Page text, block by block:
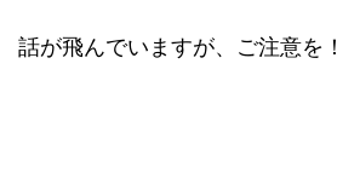
話が飛んでいますが、ご注意を！